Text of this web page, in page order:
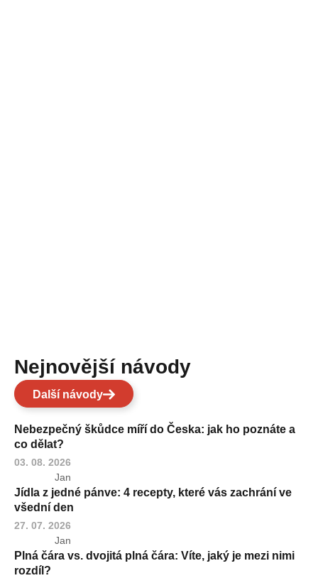
Nejnovější návody
Další návody
Nebezpečný škůdce míří do Česka: jak ho poznáte a
co dělat?
03. 08. 2026
Jan
Jídla z jedné pánve: 4 recepty, které vás zachrání ve
všední den
27. 07. 2026
Jan
Plná čára vs. dvojitá plná čára: Víte, jaký je mezi nimi
rozdíl?